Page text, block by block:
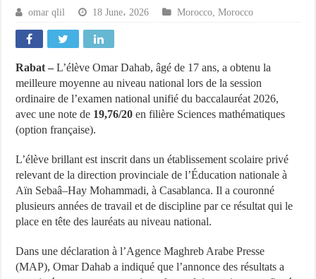
omar qlil 18 June، 2026 Morocco ,Morocco
Rabat – L’élève Omar Dahab, âgé de 17 ans, a obtenu la
meilleure moyenne au niveau national lors de la session
ordinaire de l’examen national unifié du baccalauréat 2026,
avec une note de 19,76/20 en filière Sciences mathématiques
(option française).
L’élève brillant est inscrit dans un établissement scolaire privé
relevant de la direction provinciale de l’Éducation nationale à
Aïn Sebaâ–Hay Mohammadi, à Casablanca. Il a couronné
plusieurs années de travail et de discipline par ce résultat qui le
place en tête des lauréats au niveau national.
Dans une déclaration à l’Agence Maghreb Arabe Presse
(MAP), Omar Dahab a indiqué que l’annonce des résultats a